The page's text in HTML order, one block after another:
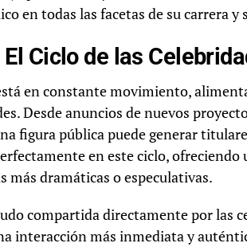
en todas las facetas de su carrera y
Ciclo de las
en constante movimiento,
Desde anuncios de nuevos
figura pública puede generar
en este ciclo,
dramáticas o especulativas.
compartida directamente por las
interacción más inmediata y